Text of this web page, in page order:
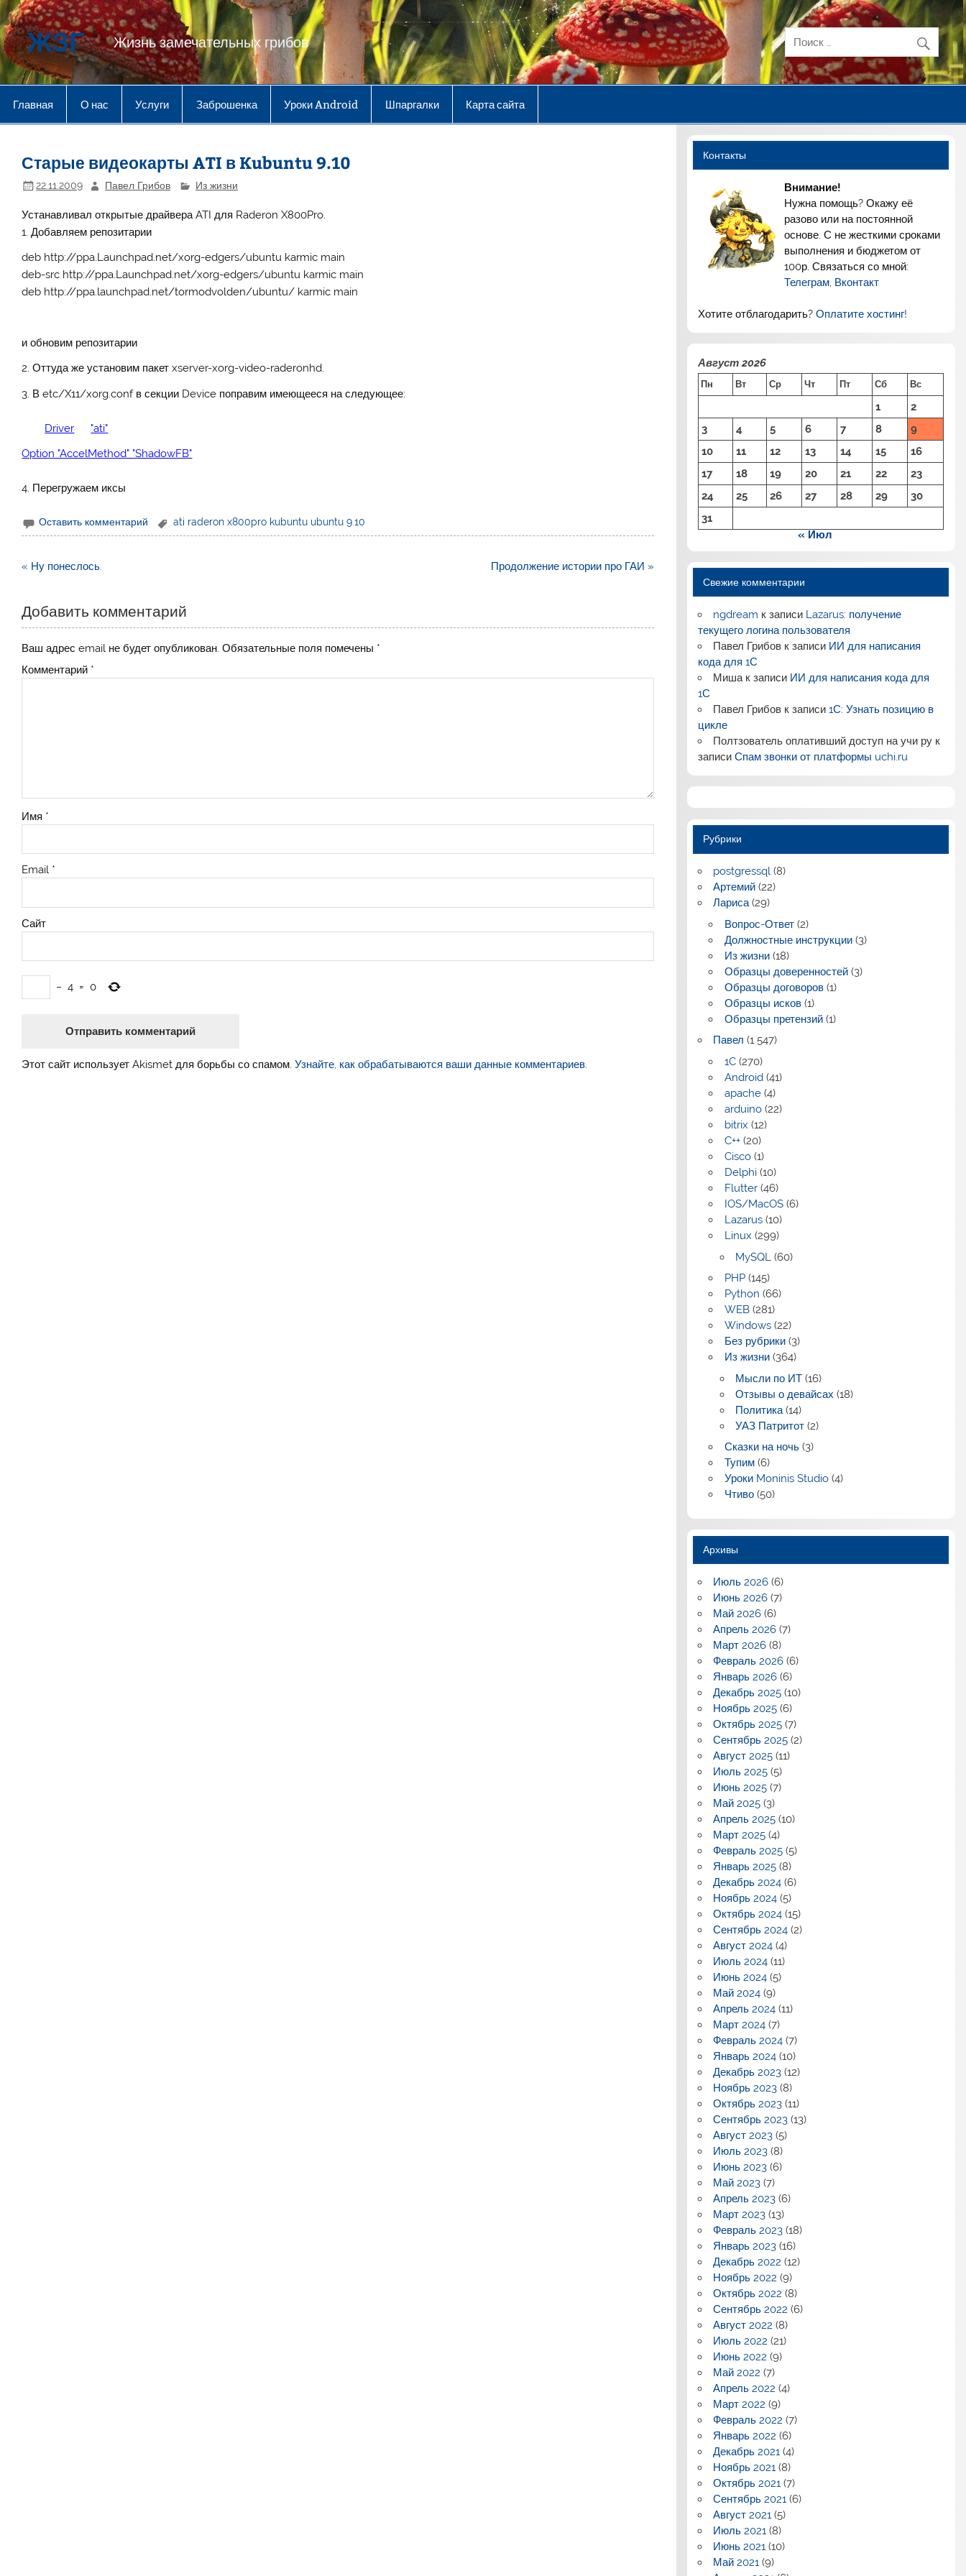
Перейти
к
содержимому
ЖЗГ Жизнь замечательных грибов
Главная О нас Услуги Заброшенка Уроки Android Шпаргалки Карта сайта
Старые видеокарты ATI в Kubuntu 9.10
22.11.2009 Павел Грибов Из жизни
Устанавливал открытые драйвера ATI для Raderon X800Pro.
1. Добавляем репозитарии
deb http://ppa.Launchpad.net/xorg-edgers/ubuntu karmic main
deb-src http://ppa.Launchpad.net/xorg-edgers/ubuntu karmic main
deb http://ppa.launchpad.net/tormodvolden/ubuntu/ karmic main
и обновим репозитарии
2. Оттуда же установим пакет xserver-xorg-video-raderonhd.
3. В etc/X11/xorg.conf в секции Device поправим имеющееся на следующее:
Driver
"ati"
Option "AccelMethod" "ShadowFB"
4. Перегружаем иксы
Оставить комментарий ati raderon x800pro kubuntu ubuntu 9.10
Навигация
« Ну понеслось. Продолжение истории про ГАИ »
Добавить комментарий
Ваш адрес email не будет опубликован. Обязательные поля помечены *
Комментарий *
Имя *
Email *
Сайт
− 4 = 0
Этот сайт использует Akismet для борьбы со спамом.Узнайте, как обрабатываются ваши данные комментариев.
Контакты
Внимание!
Нужна помощь? Окажу её
разово или на постоянной
основе. С не жесткими сроками
выполнения и бюджетом от
100р. Связаться со мной:
Телеграм Вконтакт
Хотите отблагодарить?Оплатите хостинг!
Август 2026
Пн Вт Ср Чт Пт Сб Вс
1
2
3
4 5 6 7 8
9
10
11 12 13 14 15
16
17
18 19 20 21 22
23
24
25 26 27 28 29
30
31
« Июл
Свежие комментарии
ngdream к записи Lazarus: получение
текущего логина пользователя
Павел Грибов к записи ИИ для написания
кода для 1С
Мишак записи ИИ для написания кода для
1С
Павел Грибов к записи1С: Узнать позицию в
цикле
Полтзователь оплативший доступ на учи ру к
записиСпам звонки от платформы uchi.ru
Рубрики
postgressql (8)
Артемий (22)
Лариса(29)
Вопрос-Ответ(2)
Должностные инструкции(3)
Из жизни(18)
Образцы доверенностей(3)
Образцы договоров(1)
Образцы исков(1)
Образцы претензий(1)
Павел (1 547)
1C(270)
Android(41)
apache(4)
arduino(22)
bitrix (12)
C++(20)
Cisco(1)
Delphi(10)
Flutter(46)
IOS/MacOS(6)
Lazarus(10)
Linux (299)
MySQL(60)
PHP(145)
Python (66)
WEB(281)
Windows(22)
Без рубрики(3)
Из жизни(364)
Мысли по ИТ(16)
Отзывы о девайсах (18)
Политика(14)
УАЗ Патритот(2)
Сказки на ночь(3)
Тупим(6)
Уроки Moninis Studio(4)
Чтиво(50)
Архивы
Июль 2026 (6)
Июнь 2026 (7)
Май 2026 (6)
Апрель 2026 (7)
Март 2026 (8)
Февраль 2026 (6)
Январь 2026 (6)
Декабрь 2025 (10)
Ноябрь 2025 (6)
Октябрь 2025 (7)
Сентябрь 2025 (2)
Август 2025 (11)
Июль 2025 (5)
Июнь 2025 (7)
Май 2025 (3)
Апрель 2025 (10)
Март 2025 (4)
Февраль 2025 (5)
Январь 2025 (8)
Декабрь 2024 (6)
Ноябрь 2024 (5)
Октябрь 2024 (15)
Сентябрь 2024 (2)
Август 2024 (4)
Июль 2024 (11)
Июнь 2024 (5)
Май 2024 (9)
Апрель 2024 (11)
Март 2024 (7)
Февраль 2024 (7)
Январь 2024 (10)
Декабрь 2023 (12)
Ноябрь 2023 (8)
Октябрь 2023 (11)
Сентябрь 2023 (13)
Август 2023 (5)
Июль 2023 (8)
Июнь 2023 (6)
Май 2023 (7)
Апрель 2023 (6)
Март 2023 (13)
Февраль 2023 (18)
Январь 2023 (16)
Декабрь 2022 (12)
Ноябрь 2022 (9)
Октябрь 2022 (8)
Сентябрь 2022 (6)
Август 2022 (8)
Июль 2022 (21)
Июнь 2022 (9)
Май 2022 (7)
Апрель 2022 (4)
Март 2022 (9)
Февраль 2022 (7)
Январь 2022 (6)
Декабрь 2021 (4)
Ноябрь 2021 (8)
Октябрь 2021 (7)
Сентябрь 2021 (6)
Август 2021 (5)
Июль 2021 (8)
Июнь 2021 (10)
Май 2021 (9)